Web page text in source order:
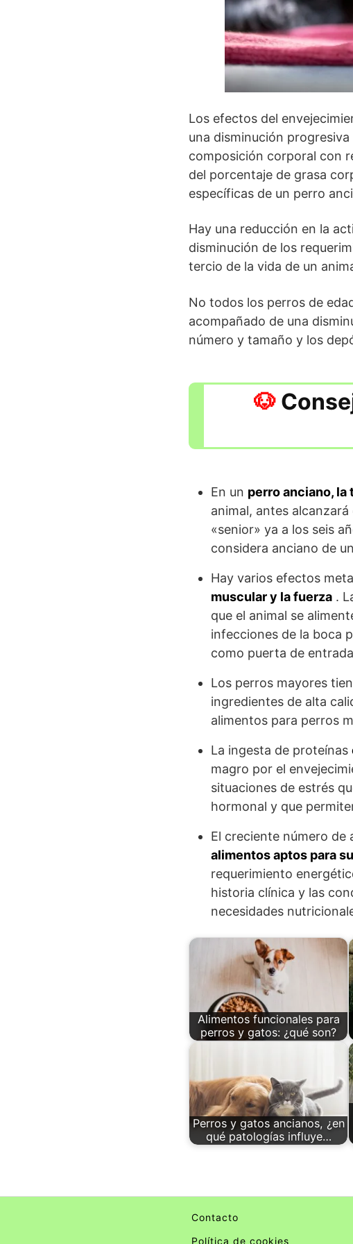
Los efectos del
una disminución
composición corporal con
del porcentaje de grasa
específicas de un perro
Hay una reducción en la
disminución de los
tercio de la vida de un
No todos los perros de
acompañado de una
número y tamaño y los
En un perro anciano, la
animal, antes
«senior» ya a los seis
considera anciano de
Hay varios efectos
muscular y la fuerza .
que el animal se
infecciones de la boca
como puerta de
Los perros mayores
ingredientes de alta
alimentos para perros
La ingesta de proteínas
magro por el
situaciones de estrés
hormonal y que
El creciente número de
alimentos aptos para
requerimiento
historia clínica y las
necesidades
Alimentos funcionales para
perros y gatos: ¿qué son?
Perros y gatos ancianos, ¿en
qué patologías influye…
Contacto
Política de cookies